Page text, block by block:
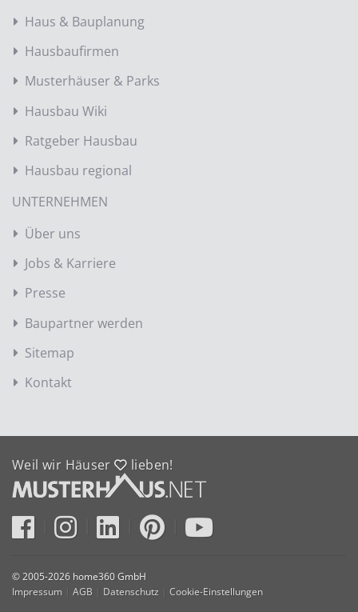
Haus & Bauplanung
Hausbaufirmen
Musterhäuser & Parks
Hausbau Wiki
Ratgeber Hausbau
Hausbau regional
UNTERNEHMEN
Über uns
Jobs & Karriere
Presse
Baupartner werden
Sitemap
Kontakt
Weil wir Häuser lieben!
© 2005-2026 home360 GmbH
Impressum
AGB Datenschutz Cookie-Einstellungen